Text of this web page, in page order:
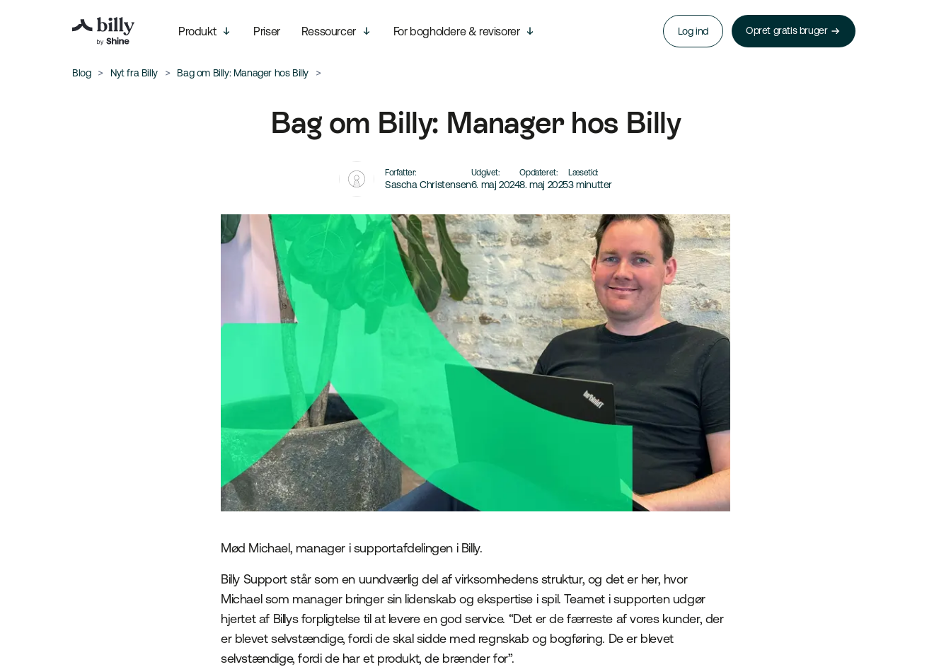
Produkt Priser Ressourcer For bogholdere & revisorer Log ind Opret gratis bruger
Blog Nyt fra Billy Bag om Billy: Manager hos Billy
Bag om Billy: Manager hos Billy
Forfatter:
Sascha Christensen
Udgivet:
6. maj 2024
Opdateret:
8. maj 2025
Læsetid:
3 minutter
Mød Michael, manager i supportafdelingen i Billy.
Billy Support står som en uundværlig del af virksomhedens struktur, og det er her, hvor
Michael som manager bringer sin lidenskab og ekspertise i spil. Teamet i supporten udgør
hjertet af Billys forpligtelse til at levere en god service. “Det er de færreste af vores kunder, der
er blevet selvstændige, fordi de skal sidde med regnskab og bogføring. De er blevet
selvstændige, fordi de har et produkt, de brænder for”.